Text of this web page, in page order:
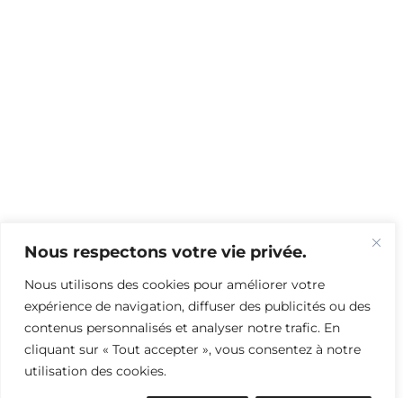
Nous respectons votre vie privée.
Nous utilisons des cookies pour améliorer votre
expérience de navigation, diffuser des publicités ou des
contenus personnalisés et analyser notre trafic. En
cliquant sur « Tout accepter », vous consentez à notre
utilisation des cookies.